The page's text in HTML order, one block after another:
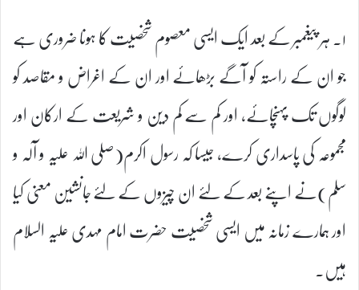
۱۔ ہر پیغمبر کے بعد ایک ایسی معصوم شخصیت کا ہونا ضروری ہے
جو ان کے راستہ کو آگے بڑھائے اور ان کے اغراض و مقاصد کو
لوگوں تک پہنچائے، اور کم سے کم دین و شریعت کے ارکان اور
مجموعہ کی پاسداری کرے، جیسا کہ رسول اکرم(صلی اللہ علیہ و آلہ و
سلم)نے اپنے بعد کے لئے ان چیزوں کے لئے جانشین معنی کیا
اور ہمارے زمانہ میں ایسی شخصیت حضرت امام مہدی علیہ السلام
ہیں۔